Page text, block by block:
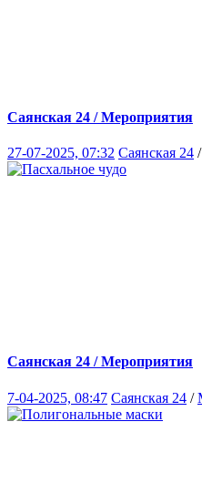
Саянская 24 / Мероприятия
27-07-2025, 07:32 Саянская 24 /
Саянская 24 / Мероприятия
7-04-2025, 08:47 Саянская 24 /